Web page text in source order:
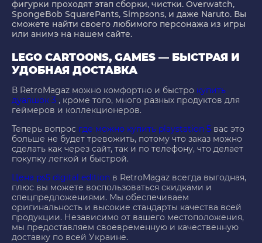
фигурки проходят этап сборки, чистки. Overwatch,
SpongeBob SquarePants, Simpsons, и даже Naruto. Вы
сможете найти своего любимого персонажа из игры
или анимэ на нашем сайте.
LEGO CARTOONS, GAMES — БЫСТРАЯ И
УДОБНАЯ ДОСТАВКА
В RetroMagaz можно комфортно и быстро купить
дуалшок 3 , кроме того, много разных продуктов для
геймеров и коллекционеров.
Теперь вопрос где можно купить playstation 5 вас это
больше не будет тревожить, потому что заказ можно
сделать как через сайт, так и по телефону, что делает
покупку легкой и быстрой.
Цена ps5 digital edition в RetroMagaz всегда выгодная,
плюс вы можете воспользоваться скидками и
спецпредложениями. Мы обеспечиваем
оригинальность и высокие стандарты качества всей
продукции. Независимо от вашего местоположения,
мы предоставляем своевременную и качественную
доставку по всей Украине.